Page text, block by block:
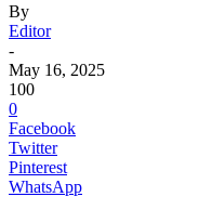
By
Editor
-
May 16, 2025
100
0
Facebook
Twitter
Pinterest
WhatsApp